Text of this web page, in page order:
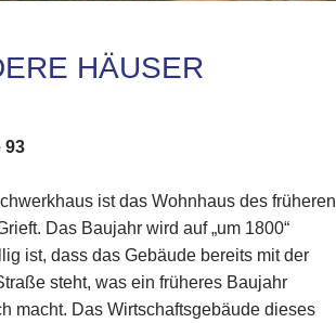
HÄUSER
93
ist das Wohnhaus des früheren
Das Baujahr wird auf „um 1800“
ist, dass das Gebäude bereits mit der
steht, was ein früheres Baujahr
macht. Das Wirtschaftsgebäude dieses